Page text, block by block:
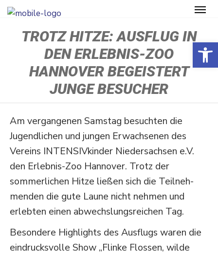
TROTZ HITZE: AUSFLUG IN
DEN ERLEBNIS-ZOO
HANNOVER BEGEISTERT
JUNGE BESUCHER
Am vergan­genen Samstag besuchten die
Jugend­lichen und jungen Erwach­senen des
Vereins INTENSIVkinder Nieder­sachsen e.V.
den Erlebnis-Zoo Hannover. Trotz der
sommer­lichen Hitze ließen sich die Teilneh­
menden die gute Laune nicht nehmen und
erlebten einen abwechs­lungs­reichen Tag.
Besondere Highlights des Ausflugs waren die
eindrucks­volle Show „Flinke Flossen, wilde
Open toolbar